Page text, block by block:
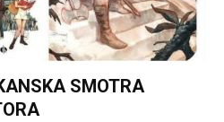
SMOTRA